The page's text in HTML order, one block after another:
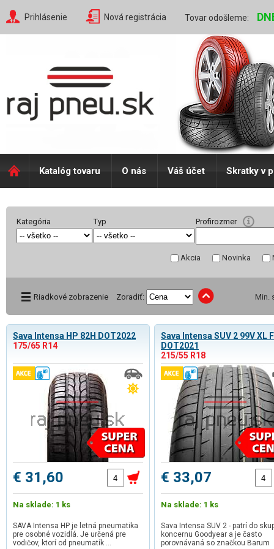
Prihlásenie Nová registrácia Tovar odošleme:
Katalóg tovaru O nás Váš účet Skratky v
Kategória Typ Profirozmer
Akcia Novinka
Min.
Riadkové zobrazenie Zoradiť:
Sava Intensa HP 82H DOT2022
175/65 R14
€ 31,60
Na sklade: 1 ks
SAVA Intensa HP je letná pneumatika
pre osobné vozidlá. Je určená pre
vodičov, ktorí od pneumatík …
Sava Intensa SUV 2 99V XL
DOT2021
215/55 R18
€ 33,07
Na sklade: 1 ks
Sava Intensa SUV 2 - patrí do
koncernu Goodyear a je často
porovnávaná so značkou Barum